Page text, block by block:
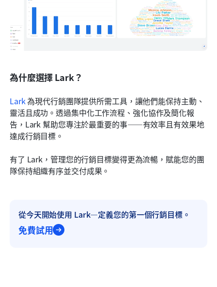
為什麼選擇 Lark？
Lark 為現代行銷團隊提供所需工具，讓他們能保持主動、
靈活且成功。透過集中化工作流程、強化協作及簡化報
告，Lark 幫助您專注於最重要的事——有效率且有效果地
達成行銷目標。
有了 Lark，管理您的行銷目標變得更為流暢，賦能您的團
隊保持組織有序並交付成果。
從今天開始使用 Lark—定義您的第一個行銷目標。
免費試用